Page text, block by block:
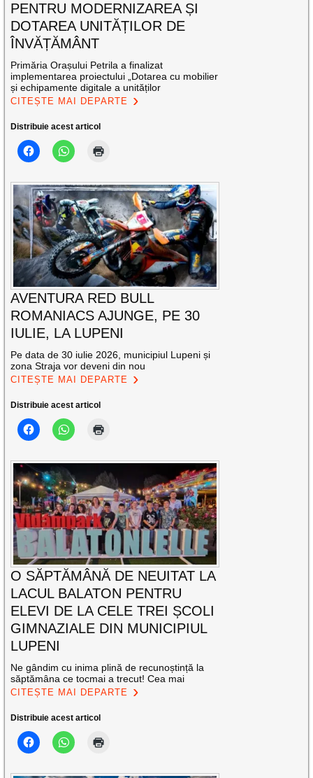
PENTRU MODERNIZAREA ȘI
DOTAREA UNITĂȚILOR DE
ÎNVĂȚĂMÂNT
Primăria Orașului Petrila a finalizat
implementarea proiectului „Dotarea cu mobilier
și echipamente digitale a unităților
CITEȘTE MAI DEPARTE
Distribuie acest articol
AVENTURA RED BULL
ROMANIACS AJUNGE, PE 30
IULIE, LA LUPENI
Pe data de 30 iulie 2026, municipiul Lupeni și
zona Straja vor deveni din nou
CITEȘTE MAI DEPARTE
Distribuie acest articol
O SĂPTĂMÂNĂ DE NEUITAT LA
LACUL BALATON PENTRU
ELEVI DE LA CELE TREI ȘCOLI
GIMNAZIALE DIN MUNICIPIUL
LUPENI
Ne gândim cu inima plină de recunoștință la
săptămâna ce tocmai a trecut! Cea mai
CITEȘTE MAI DEPARTE
Distribuie acest articol